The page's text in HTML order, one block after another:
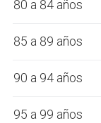
80 a 84 años
85 a 89 años
90 a 94 años
95 a 99 años